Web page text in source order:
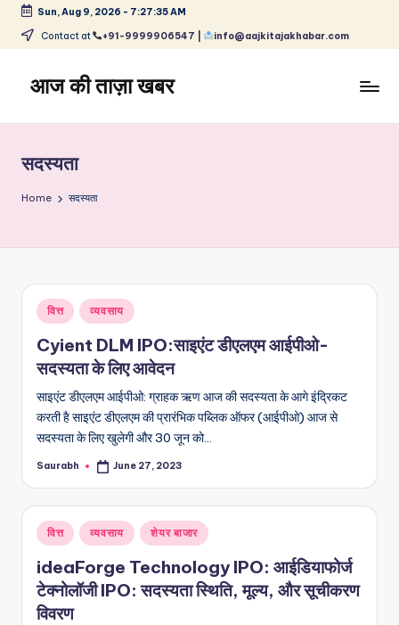
Skip
content
Sun, Aug 9, 2026 - 7:27:35 AM
Contact at +91-9999906547 | info@aajkitajakhabar.com
आज की ताज़ा खबर
ताज़ा
समाचार
–
और
विश्व
सदस्यता
Home सदस्यता
Posted
in
वित्त व्यवसाय
Cyient DLM IPO:साइएंट डीएलएम आईपीओ-
सदस्यता के लिए आवेदन
साइएंट डीएलएम आईपीओ: ग्राहक ऋण आज की सदस्यता के आगे इंद्रिकट
करती है साइएंट डीएलएम की प्रारंभिक पब्लिक ऑफर (आईपीओ) आज से
सदस्यता के लिए खुलेगी और 30 जून को…
Posted
Saurabh June 27, 2023
Posted
in
वित्त व्यवसाय शेयर बाजार
ideaForge Technology IPO: आईडियाफोर्ज
टेक्नोलॉजी IPO: सदस्यता स्थिति, मूल्य, और सूचीकरण
विवरण